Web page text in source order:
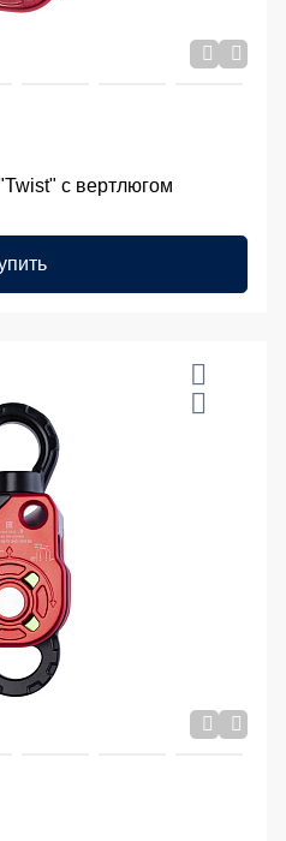
с вертлюгом